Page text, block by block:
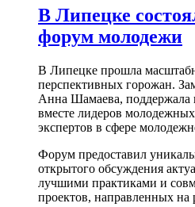
В Липецке
форум молодежи
В Липецке прошла
перспективных горожан.
Анна Шамаева, поддержала
вместе лидеров
экспертов в сфере
Форум предоставил
открытого обсуждения
лучшими практиками и
проектов, направленных на